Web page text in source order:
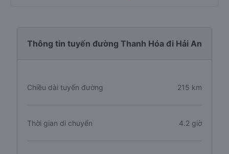
Thông tin tuyến đường Thanh Hóa đi Hải An
Chiều dài tuyến đường 215 km
Thời gian di chuyển 4.2 giờ